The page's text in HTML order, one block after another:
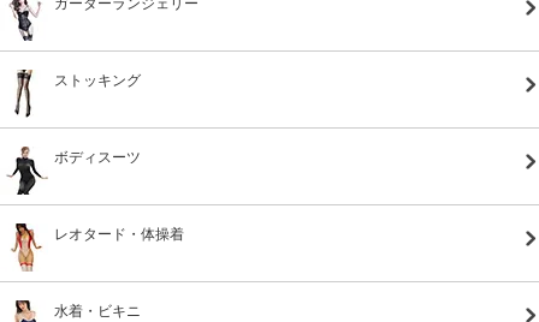
ガーターランジェリー
ストッキング
ボディスーツ
レオタード・体操着
水着・ビキニ